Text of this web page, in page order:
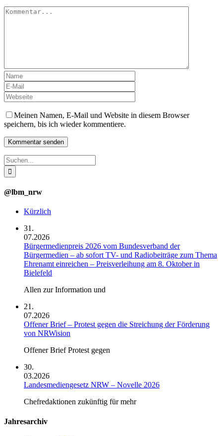
Kommentar
Meinen Namen, E-Mail und Website in diesem Browser
speichern, bis ich wieder kommentiere.
Suche
nach:
@lbm_nrw
Kürzlich
31.
07.2026
Bürgermedienpreis 2026 vom Bundesverband der
Bürgermedien – ab sofort TV- und Radiobeiträge zum Thema
Ehrenamt einreichen – Preisverleihung am 8. Oktober in
Bielefeld
Allen zur Information und
21.
07.2026
Offener Brief – Protest gegen die Streichung der Förderung
von NRWision
Offener Brief Protest gegen
30.
03.2026
Landesmediengesetz NRW – Novelle 2026
Chefredaktionen zukünftig für mehr
Jahresarchiv